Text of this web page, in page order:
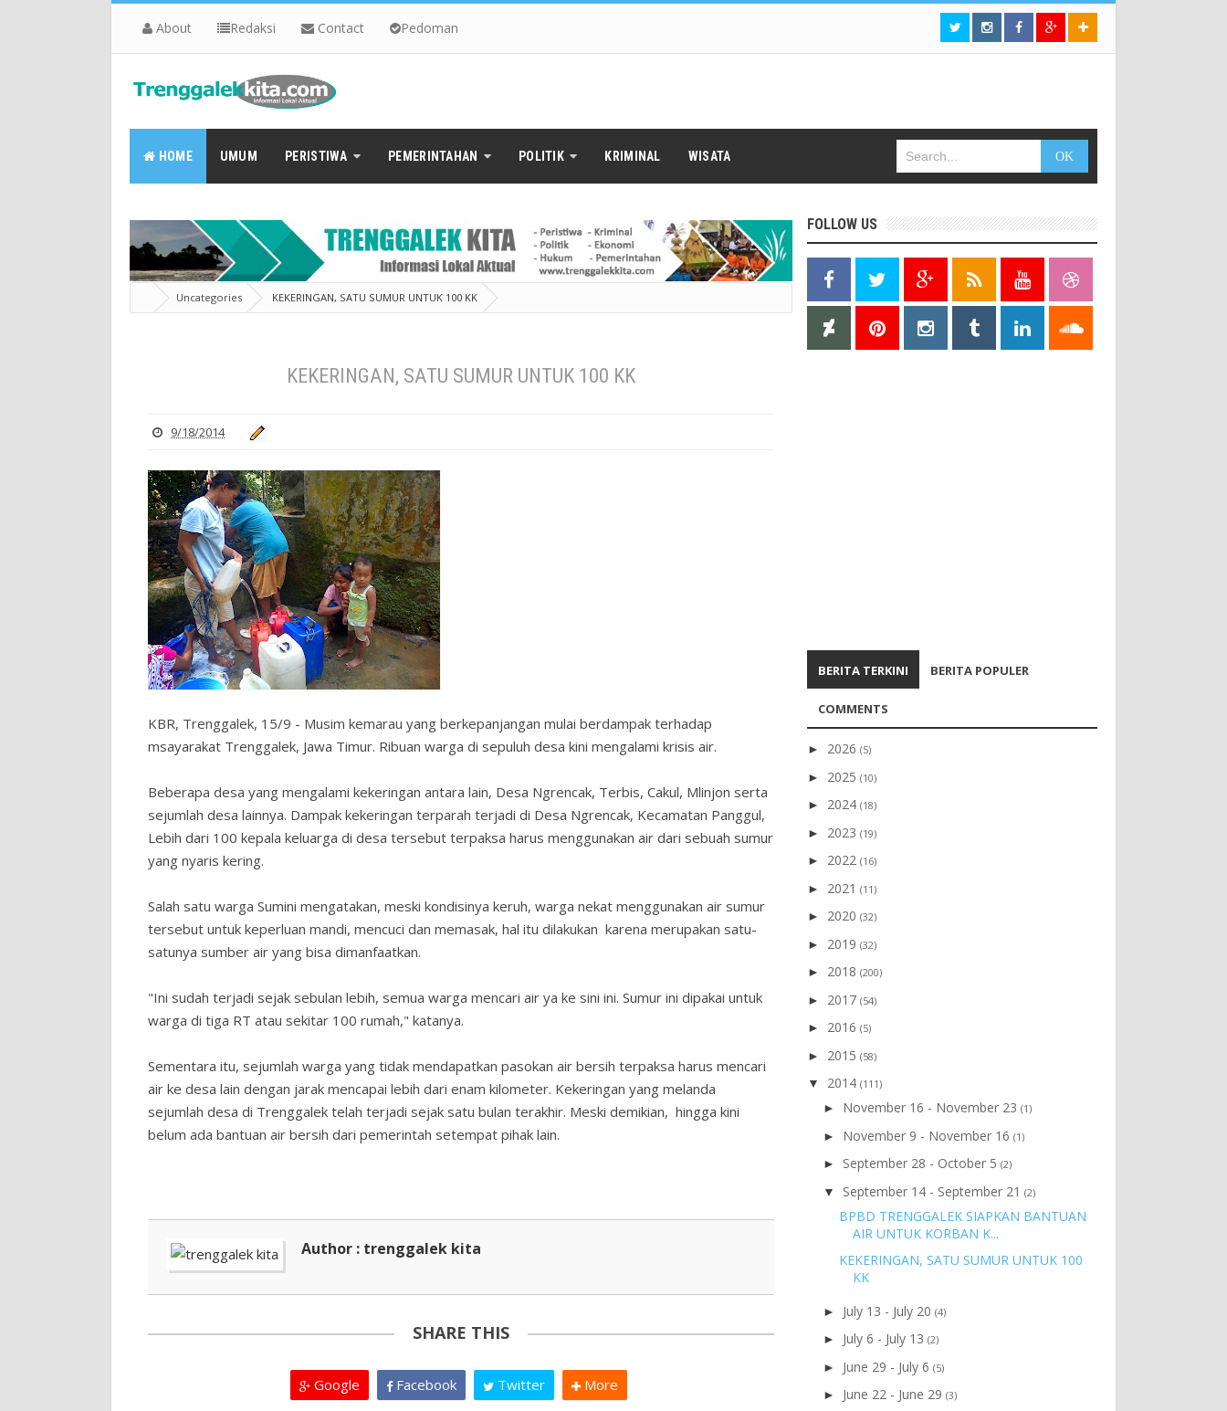
About Redaksi Contact Pedoman
HOME UMUM PERISTIWA PEMERINTAHAN POLITIK KRIMINAL WISATA
Uncategories KEKERINGAN, SATU SUMUR UNTUK 100 KK
KEKERINGAN, SATU SUMUR UNTUK 100 KK
9/18/2014
KBR, Trenggalek, 15/9 - Musim kemarau yang berkepanjangan mulai berdampak terhadap
msayarakat Trenggalek, Jawa Timur. Ribuan warga di sepuluh desa kini mengalami krisis air.
Beberapa desa yang mengalami kekeringan antara lain, Desa Ngrencak, Terbis, Cakul, Mlinjon serta
sejumlah desa lainnya. Dampak kekeringan terparah terjadi di Desa Ngrencak, Kecamatan Panggul,
Lebih dari 100 kepala keluarga di desa tersebut terpaksa harus menggunakan air dari sebuah sumur
yang nyaris kering.
Salah satu warga Sumini mengatakan, meski kondisinya keruh, warga nekat menggunakan air sumur
tersebut untuk keperluan mandi, mencuci dan memasak, hal itu dilakukan karena merupakan satu-
satunya sumber air yang bisa dimanfaatkan.
"Ini sudah terjadi sejak sebulan lebih, semua warga mencari air ya ke sini ini. Sumur ini dipakai untuk
warga di tiga RT atau sekitar 100 rumah," katanya.
Sementara itu, sejumlah warga yang tidak mendapatkan pasokan air bersih terpaksa harus mencari
air ke desa lain dengan jarak mencapai lebih dari enam kilometer. Kekeringan yang melanda
sejumlah desa di Trenggalek telah terjadi sejak satu bulan terakhir. Meski demikian, hingga kini
belum ada bantuan air bersih dari pemerintah setempat pihak lain.
Author : trenggalek kita
SHARE THIS
Google Facebook Twitter More
FOLLOW US
BERITA TERKINI BERITA POPULER
COMMENTS
► 2026 (5)
► 2025 (10)
► 2024 (18)
► 2023 (19)
► 2022 (16)
► 2021 (11)
► 2020 (32)
► 2019 (32)
► 2018 (200)
► 2017 (54)
► 2016 (5)
► 2015 (58)
▼ 2014 (111)
► November 16 - November 23 (1)
► November 9 - November 16 (1)
► September 28 - October 5 (2)
▼ September 14 - September 21 (2)
BPBD TRENGGALEK SIAPKAN BANTUAN
AIR UNTUK KORBAN K...
KEKERINGAN, SATU SUMUR UNTUK 100
KK
► July 13 - July 20 (4)
► July 6 - July 13 (2)
► June 29 - July 6 (5)
► June 22 - June 29 (3)